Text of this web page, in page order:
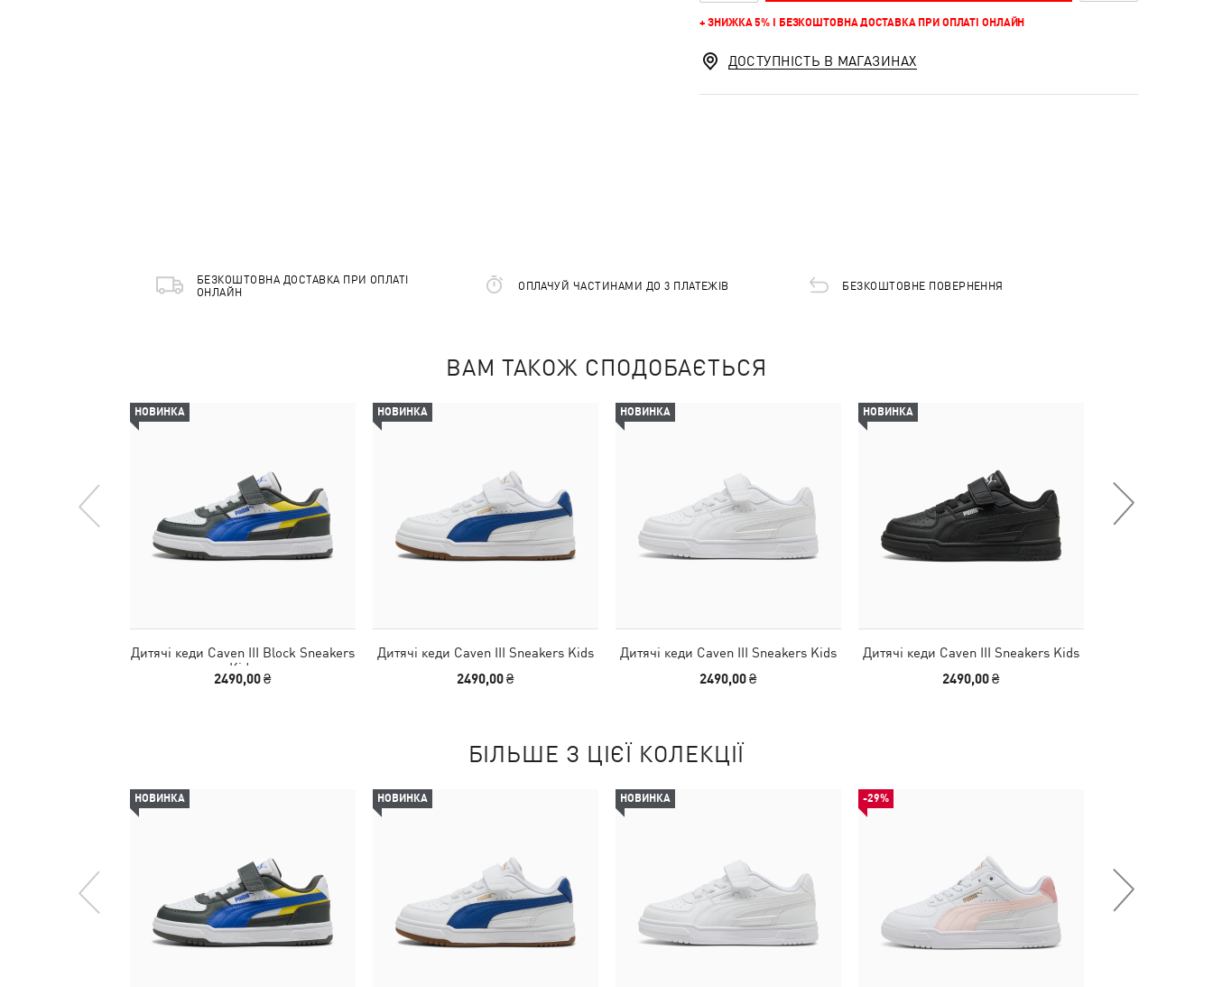
+ ЗНИЖКА 5% І БЕЗКОШТОВНА ДОСТАВКА ПРИ ОПЛАТІ ОНЛАЙН
ДОСТУПНІСТЬ В МАГАЗИНАХ
БЕЗКОШТОВНА ДОСТАВКА ПРИ ОПЛАТІ
ОНЛАЙН
ОПЛАЧУЙ ЧАСТИНАМИ ДО 3 ПЛАТЕЖІВ БЕЗКОШТОВНЕ ПОВЕРНЕННЯ
ВАМ ТАКОЖ СПОДОБАЄТЬСЯ
НОВИНКА
Дитячі кеди Caven III Block Sneakers
Kids
2490,00 ₴
НОВИНКА
Дитячі кеди Caven III Sneakers Kids
2490,00 ₴
НОВИНКА
Дитячі кеди Caven III Sneakers Kids
2490,00 ₴
НОВИНКА
Дитячі кеди Caven III Sneakers Kids
2490,00 ₴
БІЛЬШЕ З ЦІЄЇ КОЛЕКЦІЇ
НОВИНКА НОВИНКА НОВИНКА -29%